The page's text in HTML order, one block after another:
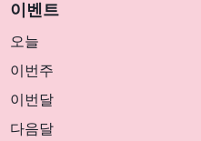
이벤트
오늘
이번주
이번달
다음달